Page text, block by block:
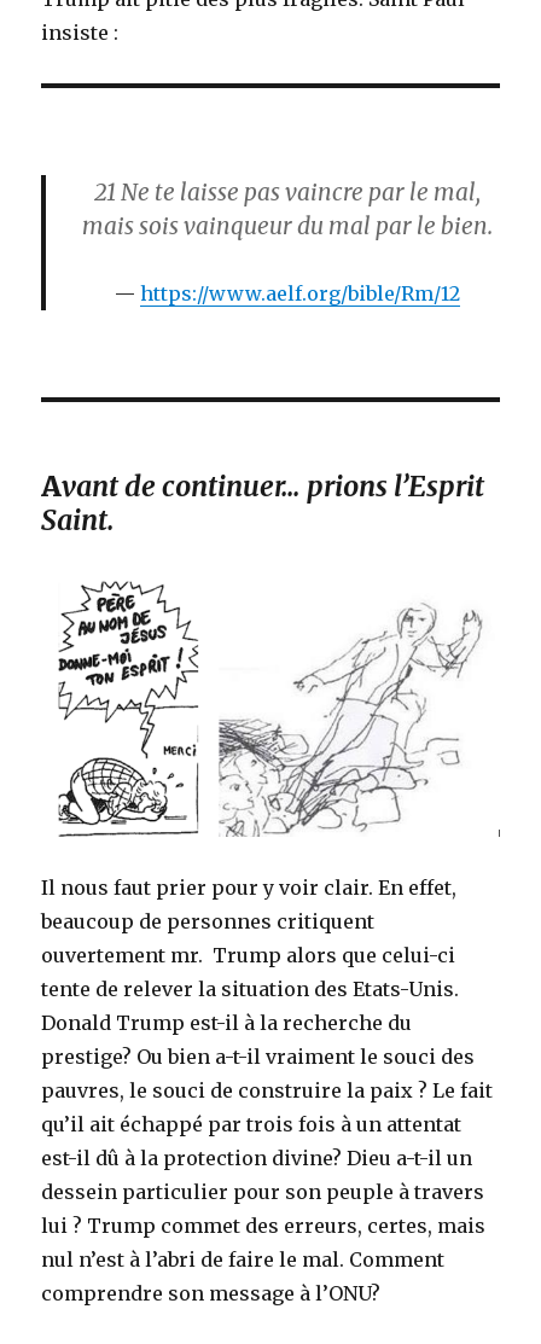
insiste :
21 Ne te laisse pas vaincre par le mal,
mais sois vainqueur du mal par le bien.
https://www.aelf.org/bible/Rm/12
Avant de continuer… prions l’Esprit
Saint.
Il nous faut prier pour y voir clair. En effet,
beaucoup de personnes critiquent
ouvertement mr. Trump alors que celui-ci
tente de relever la situation des Etats-Unis.
Donald Trump est-il à la recherche du
prestige? Ou bien a-t-il vraiment le souci des
pauvres, le souci de construire la paix ? Le fait
qu’il ait échappé par trois fois à un attentat
est-il dû à la protection divine? Dieu a-t-il un
dessein particulier pour son peuple à travers
lui ? Trump commet des erreurs, certes, mais
nul n’est à l’abri de faire le mal. Comment
comprendre son message à l’ONU?